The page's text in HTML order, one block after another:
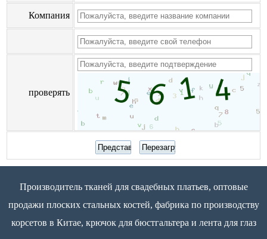
Компания
проверять
Производитель тканей для свадебных платьев, оптовые
продажи плоских стальных костей, фабрика по производству
корсетов в Китае, крючок для бюстгальтера и лента для глаз